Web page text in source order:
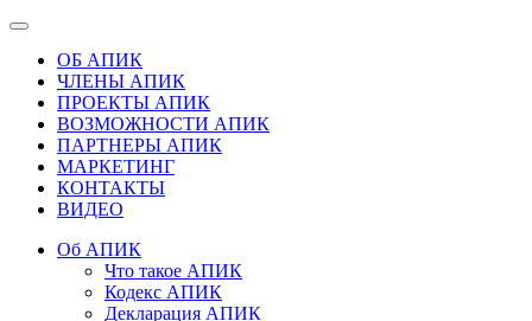
ОБ АПИК
ЧЛЕНЫ АПИК
ПРОЕКТЫ АПИК
ВОЗМОЖНОСТИ АПИК
ПАРТНЕРЫ АПИК
МАРКЕТИНГ
КОНТАКТЫ
ВИДЕО
Об АПИК
Что такое АПИК
Кодекс АПИК
Декларация АПИК